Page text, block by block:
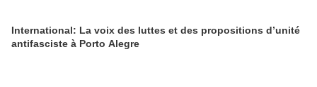
International: La voix des luttes et des propositions d’unité
antifasciste à Porto Alegre